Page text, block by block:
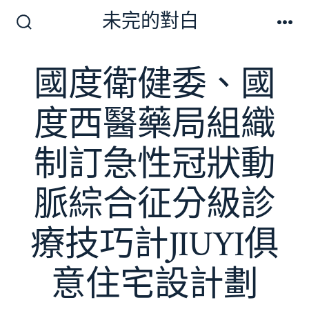
切
開
關
未完的對白
國度衛健委、國
度西醫藥局組織
制訂急性冠狀動
脈綜合征分級診
療技巧計JIUYI俱
意住宅設計劃